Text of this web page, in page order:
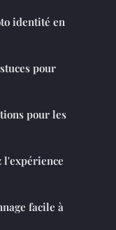
identité en
pour
pour les
l'expérience
facile à